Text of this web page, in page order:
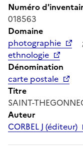
Numéro
018563
Domaine
photographie
ethnologie
Dénomination
carte postale
Titre
SAINT-
Auteur
CORBEL J (éditeur)